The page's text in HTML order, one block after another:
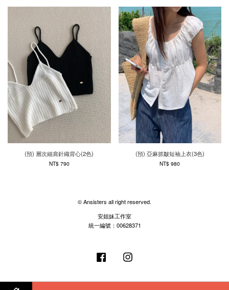
(預) 層次細肩針織背心(2色)
NT$ 790
(預) 亞麻抓皺短袖上衣(3色)
NT$ 980
© Ansisters all right reserved.
安姐妹工作室
統一編號：00628371
Facebook